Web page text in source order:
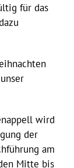
für das
wird
der
am
Mitte bis